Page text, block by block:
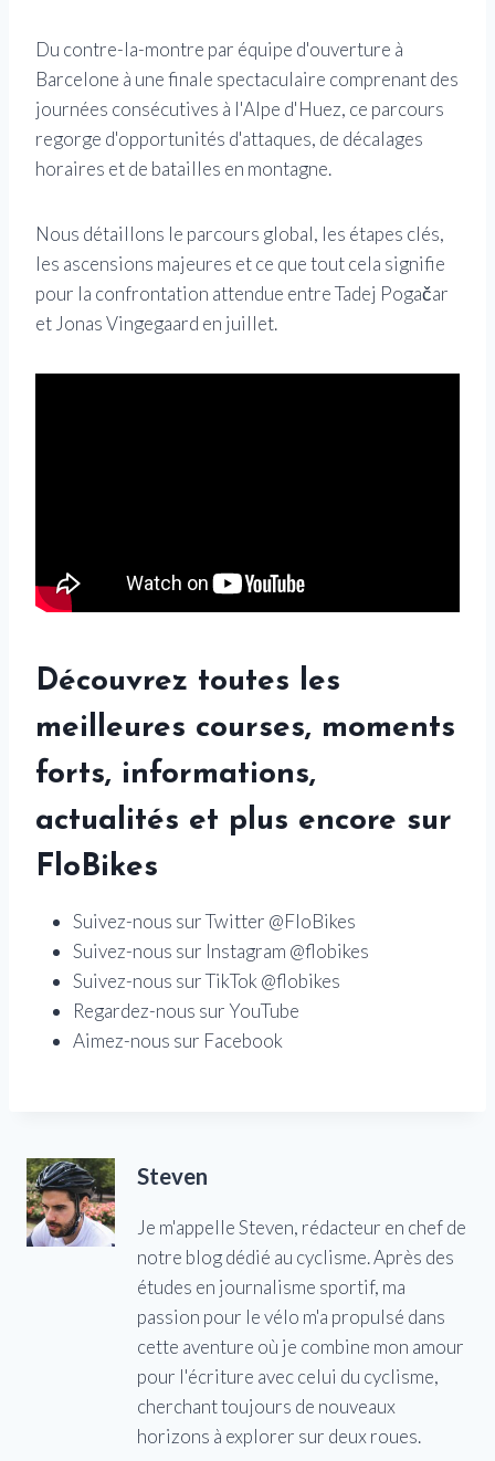
Du contre-la-montre par équipe d'ouverture à
Barcelone à une finale spectaculaire comprenant des
journées consécutives à l'Alpe d'Huez, ce parcours
regorge d'opportunités d'attaques, de décalages
horaires et de batailles en montagne.
Nous détaillons le parcours global, les étapes clés,
les ascensions majeures et ce que tout cela signifie
pour la confrontation attendue entre Tadej Pogačar
et Jonas Vingegaard en juillet.
Découvrez toutes les
meilleures courses, moments
forts, informations,
actualités et plus encore sur
FloBikes
Suivez-nous sur Twitter @FloBikes
Suivez-nous sur Instagram @flobikes
Suivez-nous sur TikTok @flobikes
Regardez-nous sur YouTube
Aimez-nous sur Facebook
Steven
Je m'appelle Steven, rédacteur en chef de
notre blog dédié au cyclisme. Après des
études en journalisme sportif, ma
passion pour le vélo m'a propulsé dans
cette aventure où je combine mon amour
pour l'écriture avec celui du cyclisme,
cherchant toujours de nouveaux
horizons à explorer sur deux roues.